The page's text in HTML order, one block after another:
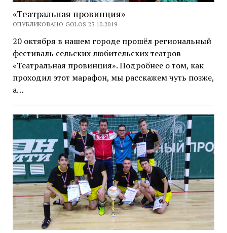
«Театральная провинция»
ОПУБЛИКОВАНО GOLOS 23.10.2019
20 октября в нашем городе прошёл региональный
фестиваль сельских любительских театров
«Театральная провинция». Подробнее о том, как
проходил этот марафон, мы расскажем чуть позже,
а…